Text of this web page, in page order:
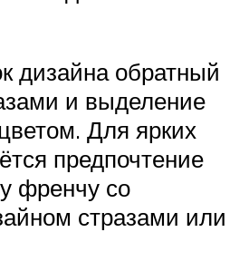
дизайна обратный
и выделение
Для ярких
предпочтение
френчу со
стразами или